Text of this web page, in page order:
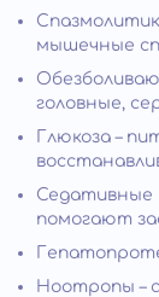
мышечные
головные,
Глюкоза –
Седативные
помогают
Ноотропы –